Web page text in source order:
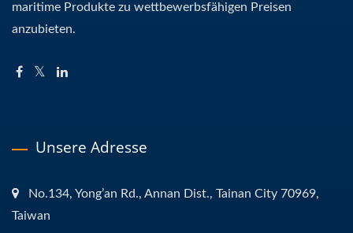
maritime Produkte zu wettbewerbsfähigen Preisen
anzubieten.
Unsere Adresse
No.134, Yong’an Rd., Annan Dist., Tainan City 70969,
Taiwan